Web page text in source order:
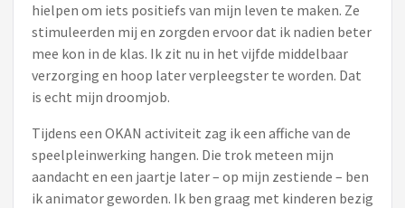
hielpen om iets positiefs van mijn leven te maken. Ze
stimuleerden mij en zorgden ervoor dat ik nadien beter
mee kon in de klas. Ik zit nu in het vijfde middelbaar
verzorging en hoop later verpleegster te worden. Dat
is echt mijn droomjob.
Tijdens een OKAN activiteit zag ik een affiche van de
speelpleinwerking hangen. Die trok meteen mijn
aandacht en een jaartje later – op mijn zestiende – ben
ik animator geworden. Ik ben graag met kinderen bezig